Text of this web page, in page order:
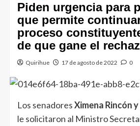
Piden urgencia para
que permite
proceso
de que gane el
Quirihue 17 de agosto de 2022 0
Los senadoresXimena Rincón
le solicitaron al Ministro